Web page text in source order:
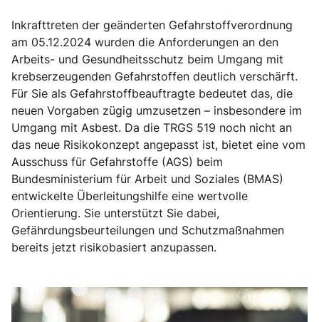
Inkrafttreten der geänderten Gefahrstoffverordnung
am 05.12.2024 wurden die Anforderungen an den
Arbeits- und Gesundheitsschutz beim Umgang mit
krebserzeugenden Gefahrstoffen deutlich verschärft.
Für Sie als Gefahrstoffbeauftragte bedeutet das, die
neuen Vorgaben zügig umzusetzen – insbesondere im
Umgang mit Asbest. Da die TRGS 519 noch nicht an
das neue Risikokonzept angepasst ist, bietet eine vom
Ausschuss für Gefahrstoffe (AGS) beim
Bundesministerium für Arbeit und Soziales (BMAS)
entwickelte Überleitungshilfe eine wertvolle
Orientierung. Sie unterstützt Sie dabei,
Gefährdungsbeurteilungen und Schutzmaßnahmen
bereits jetzt risikobasiert anzupassen.